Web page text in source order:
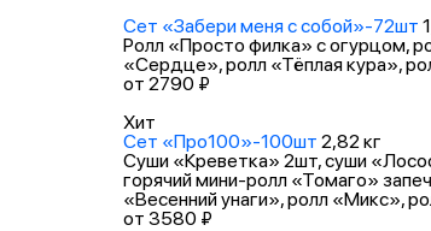
Сет «Забери меня с собой»-72шт
Ролл «Просто филка» с огурцом,
«Сердце», ролл «Тёплая кура»,
от 2790 ₽
Хит
Сет «Про100»-100шт 2,82 кг
Суши «Креветка» 2шт, суши
горячий мини-ролл «Томаго»
«Весенний унаги», ролл «Микс»,
от 3580 ₽